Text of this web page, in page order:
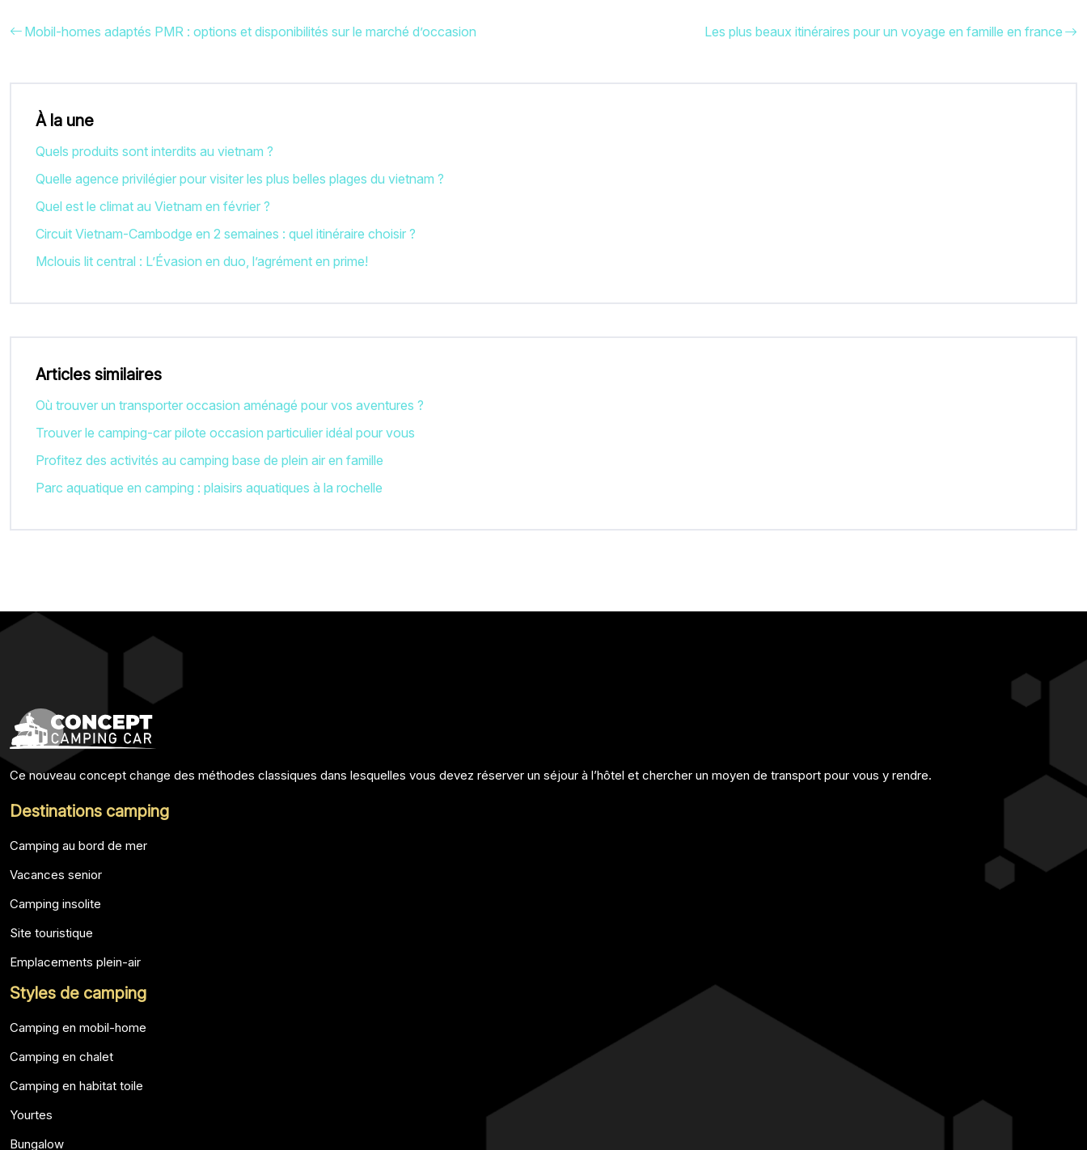
Mobil-homes adaptés PMR : options et disponibilités sur le marché d’occasion Les plus beaux itinéraires pour un voyage en famille en france
À la une
Quels produits sont interdits au vietnam ?
Quelle agence privilégier pour visiter les plus belles plages du vietnam ?
Quel est le climat au Vietnam en février ?
Circuit Vietnam-Cambodge en 2 semaines : quel itinéraire choisir ?
Mclouis lit central : L’Évasion en duo, l’agrément en prime!
Articles similaires
Où trouver un transporter occasion aménagé pour vos aventures ?
Trouver le camping-car pilote occasion particulier idéal pour vous
Profitez des activités au camping base de plein air en famille
Parc aquatique en camping : plaisirs aquatiques à la rochelle
Ce nouveau concept change des méthodes classiques dans lesquelles vous devez réserver un séjour à l’hôtel et chercher un moyen de transport pour vous y rendre.
Destinations camping
Camping au bord de mer
Vacances senior
Camping insolite
Site touristique
Emplacements plein-air
Styles de camping
Camping en mobil-home
Camping en chalet
Camping en habitat toile
Yourtes
Bungalow